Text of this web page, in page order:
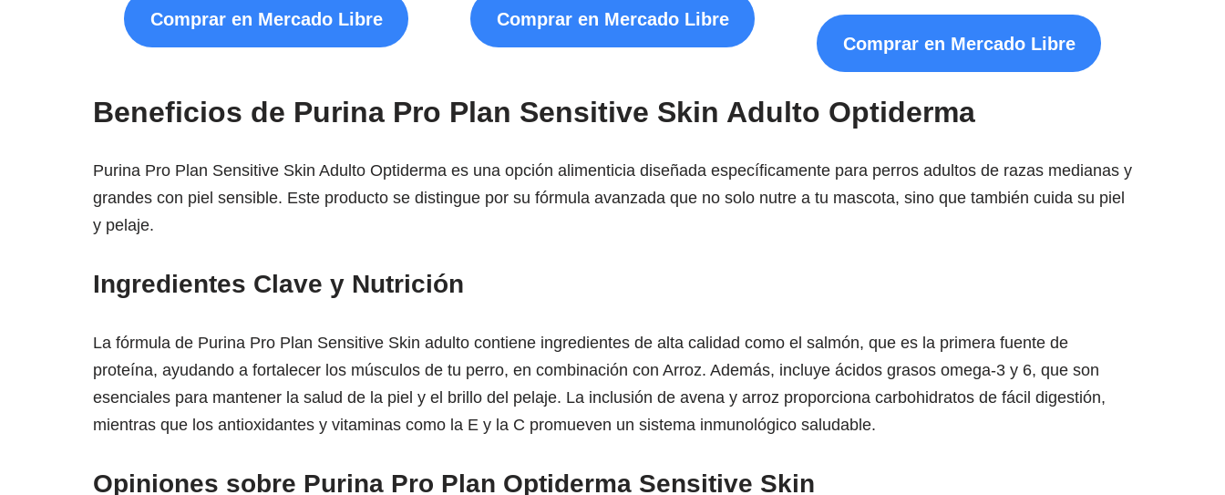
Comprar en Mercado Libre Comprar en Mercado Libre
Comprar en Mercado Libre
Beneficios de Purina Pro Plan Sensitive Skin Adulto Optiderma
Purina Pro Plan Sensitive Skin Adulto Optiderma es una opción alimenticia diseñada específicamente para perros adultos de razas medianas y
grandes con piel sensible. Este producto se distingue por su fórmula avanzada que no solo nutre a tu mascota, sino que también cuida su piel
y pelaje.
Ingredientes Clave y Nutrición
La fórmula de Purina Pro Plan Sensitive Skin adulto contiene ingredientes de alta calidad como el salmón, que es la primera fuente de
proteína, ayudando a fortalecer los músculos de tu perro, en combinación con Arroz. Además, incluye ácidos grasos omega-3 y 6, que son
esenciales para mantener la salud de la piel y el brillo del pelaje. La inclusión de avena y arroz proporciona carbohidratos de fácil digestión,
mientras que los antioxidantes y vitaminas como la E y la C promueven un sistema inmunológico saludable.
Opiniones sobre Purina Pro Plan Optiderma Sensitive Skin